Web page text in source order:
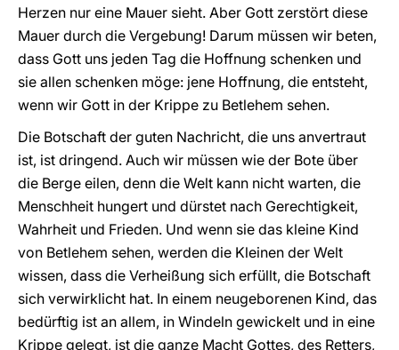
Herzen nur eine Mauer sieht. Aber Gott zerstört diese
Mauer durch die Vergebung! Darum müssen wir beten,
dass Gott uns jeden Tag die Hoffnung schenken und
sie allen schenken möge: jene Hoffnung, die entsteht,
wenn wir Gott in der Krippe zu Betlehem sehen.
Die Botschaft der guten Nachricht, die uns anvertraut
ist, ist dringend. Auch wir müssen wie der Bote über
die Berge eilen, denn die Welt kann nicht warten, die
Menschheit hungert und dürstet nach Gerechtigkeit,
Wahrheit und Frieden. Und wenn sie das kleine Kind
von Betlehem sehen, werden die Kleinen der Welt
wissen, dass die Verheißung sich erfüllt, die Botschaft
sich verwirklicht hat. In einem neugeborenen Kind, das
bedürftig ist an allem, in Windeln gewickelt und in eine
Krippe gelegt, ist die ganze Macht Gottes, des Retters,